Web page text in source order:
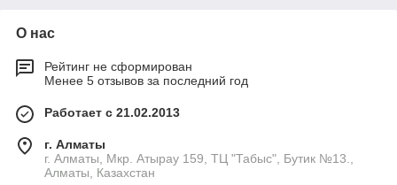
О нас
Рейтинг не сформирован
Менее 5 отзывов за последний год
Работает с 21.02.2013
г. Алматы
г. Алматы, Мкр. Атырау 159, ТЦ "Табыс", Бутик №13.,
Алматы, Казахстан